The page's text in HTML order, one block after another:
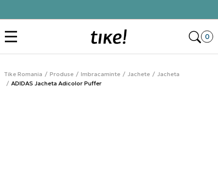
0
Tike Romania Produse Imbracaminte Jachete
Jacheta
ADIDAS Jacheta Adicolor Puffer